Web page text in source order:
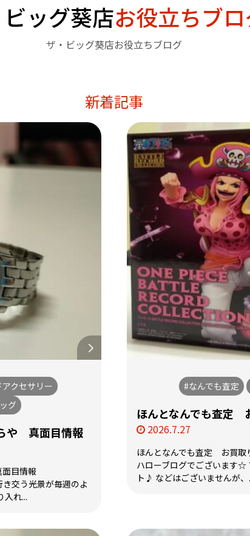
ッグ葵店お役立ちブ
ザ・ビッグ葵店お役立ちブログ
新着記事
クセサリー
グ
や 真面目情報
目情報
交う光景が毎週のよ
れ...
#なんでも査定
ほんとなんでも査定
2026.7.27
ほんとなんでも査定 お買取
ハローブログでございます
ト♪ などはございませんが、